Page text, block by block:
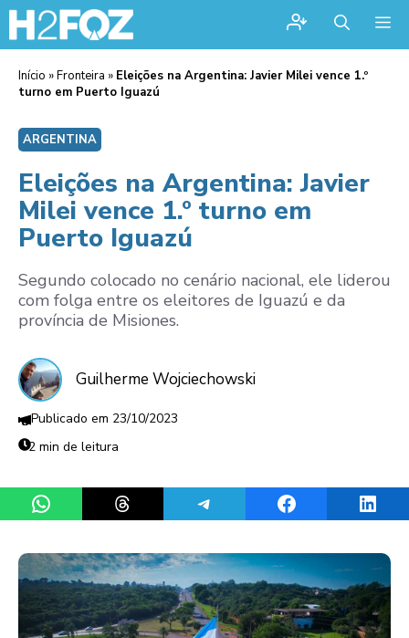
Início »Fronteira » Eleições na Argentina: Javier Milei vence 1.º
turno em Puerto Iguazú
ARGENTINA
Eleições na Argentina: Javier
Milei vence 1.º turno em
Puerto Iguazú
Segundo colocado no cenário nacional, ele liderou
com folga entre os eleitores de Iguazú e da
província de Misiones.
Guilherme Wojciechowski
23/10/2023
2 min de leitura
Share on WhatsAppShare on ThreadsShare on TelegramShare on Facebook